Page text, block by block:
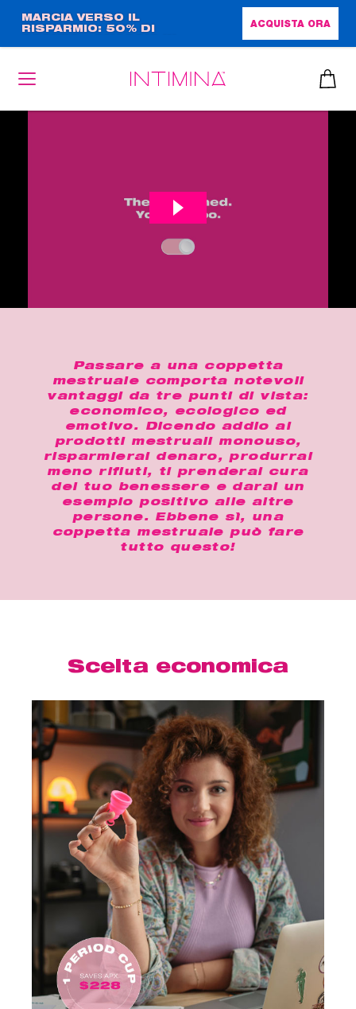
contenuto
principale
MARCIA VERSO IL
RISPARMIO: 50% DI
FORMATO COMPLETO!!
ACQUISTA ORA
Passare a una coppetta
mestruale comporta notevoli
vantaggi da tre punti di vista:
economico, ecologico ed
emotivo. Dicendo addio ai
prodotti mestruali monouso,
risparmierai denaro, produrrai
meno rifiuti, ti prenderai cura
del tuo benessere e darai un
esempio positivo alle altre
persone. Ebbene sì, una
coppetta mestruale può fare
tutto questo!
Scelta economica